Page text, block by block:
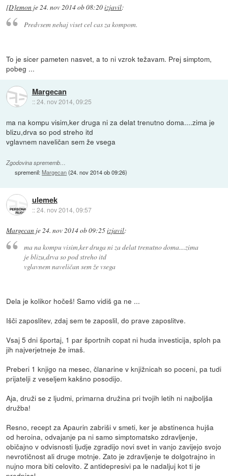
[D]emon je24. nov 2014 ob 08:20izjavil:
Predvsem nehaj viset cel cas za kompom.
To je sicer pameten nasvet, a to ni vzrok težavam. Prej simptom,
pobeg ...
Margecan
::24. nov 2014, 09:25
ma na kompu visim,ker druga ni za delat trenutno doma....zima je
blizu,drva so pod streho itd
vglavnem naveličan sem že vsega
Zgodovina sprememb…
spremenil:Margecan(24. nov 2014 ob 09:26)
ulemek
::24. nov 2014, 09:57
Margecan je24. nov 2014 ob 09:25izjavil:
ma na kompu visim,ker druga ni za delat trenutno doma....zima
je blizu,drva so pod streho itd
vglavnem naveličan sem že vsega
Dela je kolikor hočeš! Samo vidiš ga ne ...
Išči zaposlitev, zdaj sem te zaposlil, do prave zaposlitve.
Vsaj 5 dni športaj, 1 par športnih copat ni huda investicija, sploh pa
jih najverjetneje že imaš.
Preberi 1 knjigo na mesec, članarine v knjižnicah so poceni, pa tudi
prijatelji z veseljem kakšno posodijo.
Aja, druži se z ljudmi, primarna družina pri tvojih letih ni najboljša
družba!
Resno, recept za Apaurin zabriši v smeti, ker je abstinenca hujša
od heroina, odvajanje pa ni samo simptomatsko zdravljenje,
običajno v odvisnosti ljudje zgradijo novi svet in vanjo zavijejo svojo
nevrotičnost ali druge motnje. Zato je zdravljenje te dolgotrajno in
nujno mora biti celovito. Z antidepresivi pa le nadaljuj kot ti je